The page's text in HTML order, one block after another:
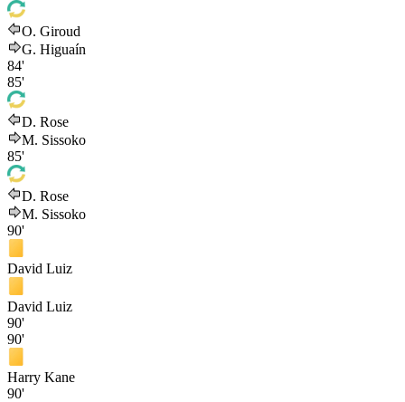
O. Giroud
G. Higuaín
84'
85'
D. Rose
M. Sissoko
85'
D. Rose
M. Sissoko
90'
David Luiz
David Luiz
90'
90'
Harry Kane
90'